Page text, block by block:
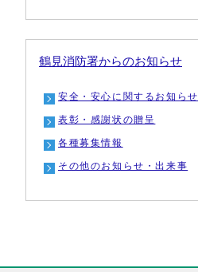
鶴見消防署からのお知らせ
安全・安心に関するお知らせ
表彰・感謝状の贈呈
各種募集情報
その他のお知らせ・出来事